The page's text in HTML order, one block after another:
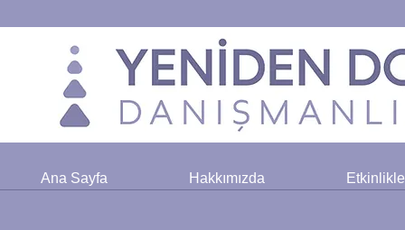
Ana Sayfa Hakkımızda